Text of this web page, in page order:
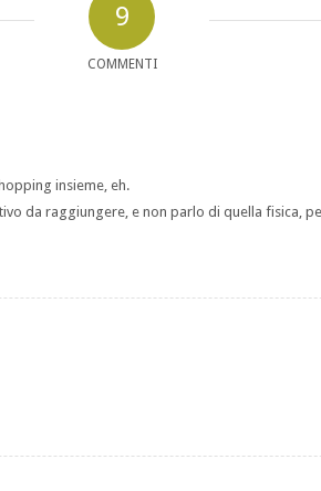
9
COMMENTI
insieme, eh.
da raggiungere, e non parlo di quella fisica,